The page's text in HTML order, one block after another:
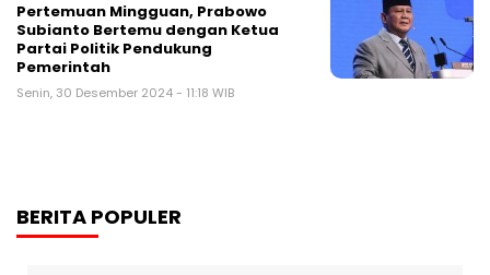
Pertemuan Mingguan, Prabowo
Subianto Bertemu dengan Ketua
Partai Politik Pendukung
Pemerintah
Senin, 30 Desember 2024 - 11:18 WIB
BERITA POPULER